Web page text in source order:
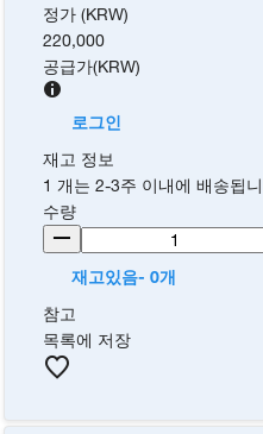
정가 (KRW)
220,000
공급가(KRW)
로그인
재고 정보
1 개는 2-3주 이내에 배송됩
수량
재고있음- 0개
참고
목록에 저장